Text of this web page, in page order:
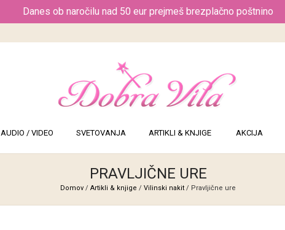
Danes ob naročilu nad 50 eur prejmeš brezplačno poštnino
AUDIO / VIDEO SVETOVANJA ARTIKLI & KNJIGE AKCIJA
PRAVLJIČNE URE
Domov / Artikli & knjige / Vilinski nakit / Pravljične ure